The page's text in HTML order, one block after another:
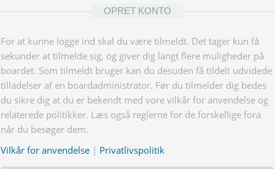
OPRET KONTO
For at kunne logge ind skal du være tilmeldt. Det tager kun få
sekunder at tilmelde sig, og giver dig langt flere muligheder på
boardet. Som tilmeldt bruger kan du desuden få tildelt udvidede
tilladelser af en boardadministrator. Før du tilmelder dig bedes
du sikre dig at du er bekendt med vore vilkår for anvendelse og
relaterede politikker. Læs også reglerne for de forskellige fora
når du besøger dem.
Vilkår for anvendelse | Privatlivspolitik